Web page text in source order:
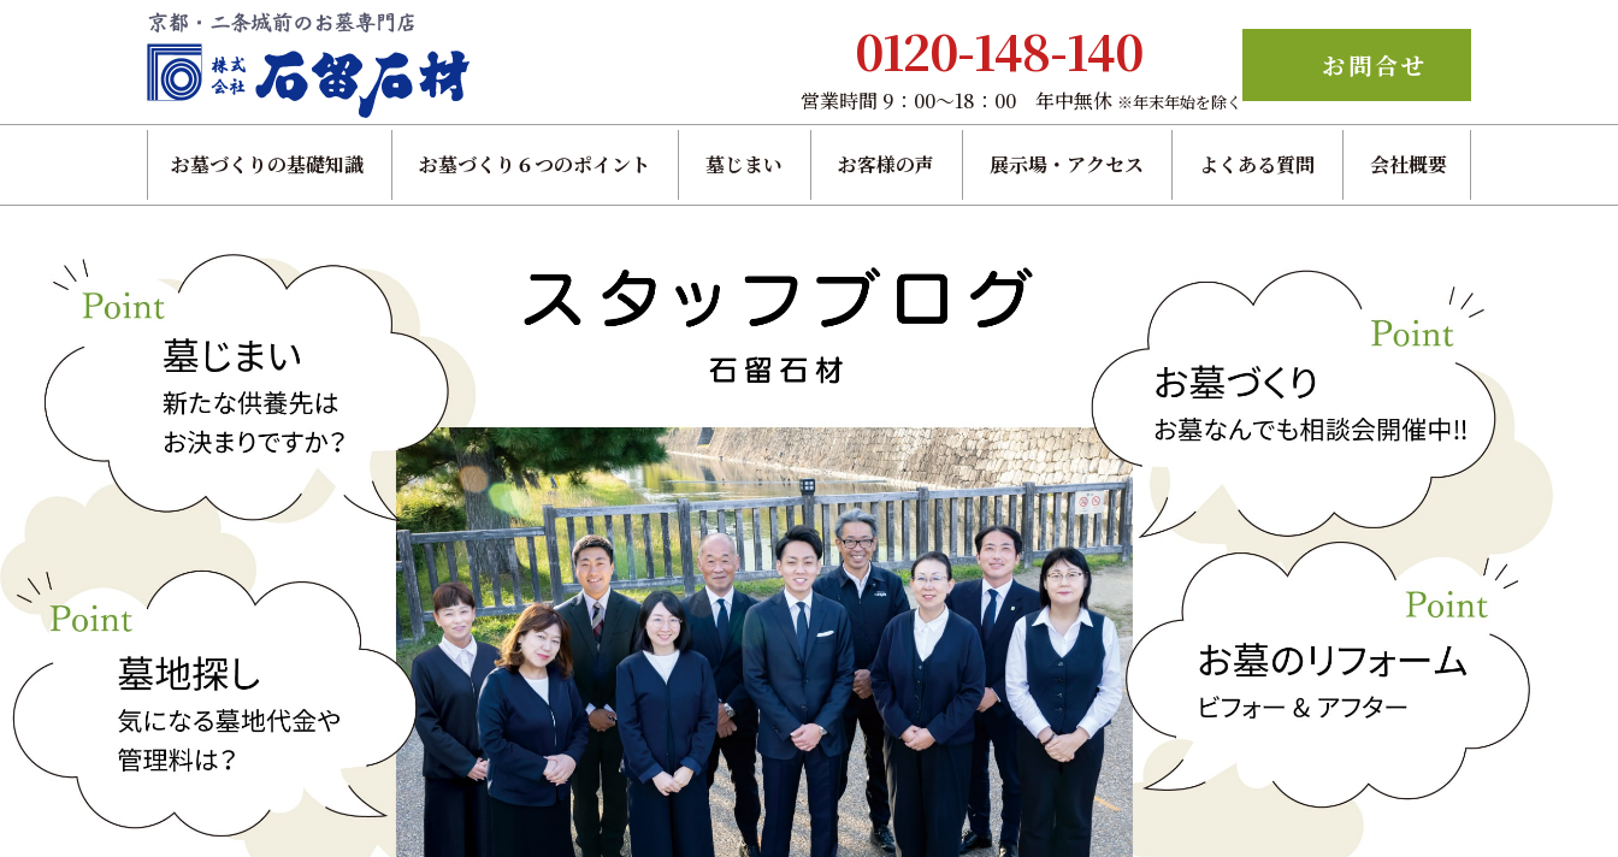
0120-148-140
営業時間 9：00～18：00 年中無休 ※年末年始を除く
お問合せ
お墓づくりの基礎知識 お墓づくり６つのポイント 墓じまい お客様の声 展示場・アクセス よくある質問 会社概要